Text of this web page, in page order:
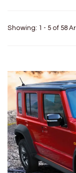
Showing: 1 - 5 of 58